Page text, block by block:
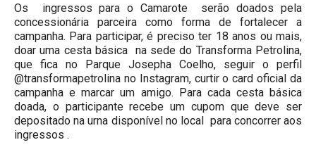
Os ingressos para o Camarote serão doados pela
concessionária parceira como forma de fortalecer a
campanha. Para participar, é preciso ter 18 anos ou mais,
doar uma cesta básica na sede do Transforma Petrolina,
que fica no Parque Josepha Coelho, seguir o perfil
@transformapetrolina no Instagram, curtir o card oficial da
campanha e marcar um amigo. Para cada cesta básica
doada, o participante recebe um cupom que deve ser
depositado na urna disponível no local para concorrer aos
ingressos .